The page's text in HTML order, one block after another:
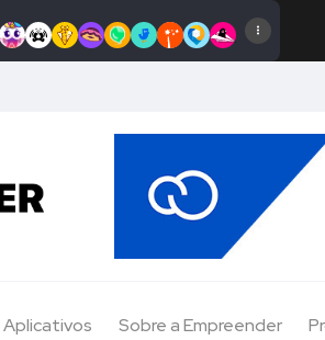
Aplicativos Sobre a Empreender